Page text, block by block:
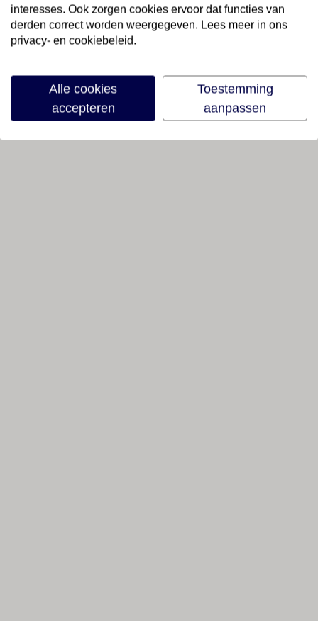
interesses. Ook zorgen cookies ervoor dat functies van
derden correct worden weergegeven. Lees meer in ons
privacy- en cookiebeleid.
Alle cookies
accepteren
Toestemming
aanpassen